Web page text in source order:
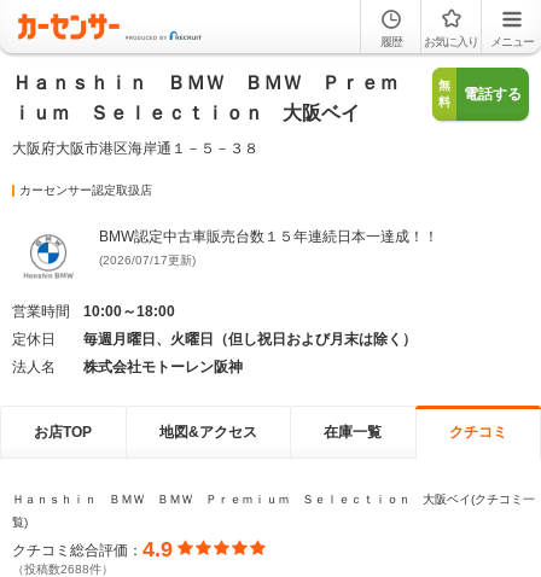
履歴 お気に入り メニュー
Ｈａｎｓｈｉｎ ＢＭＷ ＢＭＷ Ｐｒｅｍ
ｉｕｍ Ｓｅｌｅｃｔｉｏｎ 大阪ベイ
大阪府大阪市港区海岸通１－５－３８
無
料
電話する
カーセンサー認定取扱店
BMW認定中古車販売台数１５年連続日本一達成！！
(2026/07/17更新)
営業時間
10:00～18:00
定休日
毎週月曜日、火曜日（但し祝日および月末は除く）
法人名
株式会社モトーレン阪神
お店TOP 地図&アクセス 在庫一覧 クチコミ
Ｈａｎｓｈｉｎ ＢＭＷ ＢＭＷ Ｐｒｅｍｉｕｍ Ｓｅｌｅｃｔｉｏｎ 大阪ベイ(クチコミ一
覧)
クチコミ総合評価： 4.9
（投稿数2688件）